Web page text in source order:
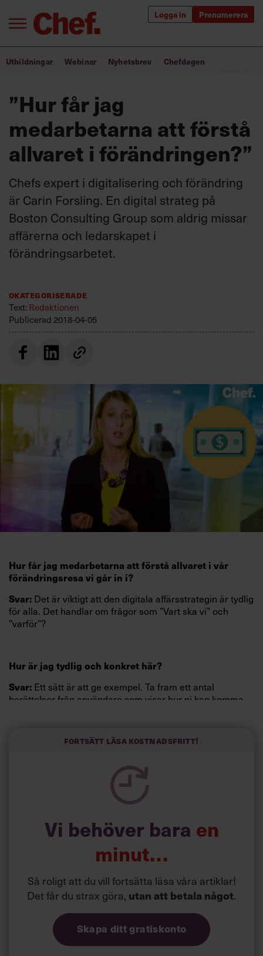
Logga in Prenumerera
Logga in
Prenumerera
Annonsera
Om oss
Kontakta oss
Kundservice
Sök
efter:
Bra ledare förändrar världen
Innehåll från Chef
Utbildning för ledare
Chefakademin+
Populära utbildningar
Utbildningar Webinar Nyhetsbrev Chefdagen
”Hur får jag
medarbetarna att förstå
allvaret i förändringen?”
Chefs expert i digitalisering och förändring
är Carin Forsling. En digital strateg på
Boston Consulting Group som aldrig missar
affärerna och ledarskapet i
förändringsarbetet.
Okategoriserade
Text:Redaktionen
Publicerad 2018-04-05
Hur får jag medarbetarna att förstå allvaret i vår
förändringsresa vi går in i?
Svar: Det är viktigt att den digitala affärsstrategin är tydlig
för alla. Det handlar om frågor som ”Vart ska vi” och
”varför”?
Hur är jag tydlig och konkret här?
Svar: Ett sätt är att ge exempel. Ta fram ett antal
berättelser från användare som visar hur ni kan komma
kan dom visioner ni har bli lättare att förstå och ta till sig
som enskild medarbetare.
Fortsätt läsa kostnadsfritt!
Vi behöver bara en
minut…
Så roligt att du vill fortsätta läsa våra artiklar!
Det får du strax göra, utan att betala något.
Skapa ditt gratiskonto